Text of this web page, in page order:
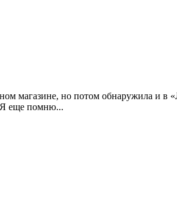
магазине, но потом обнаружила и в
Я еще помню...